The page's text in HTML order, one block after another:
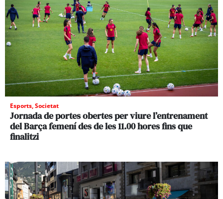
Esports,Societat
Jornada de portes obertes per viure l’entrenament
del Barça femení des de les 11.00 hores fins que
finalitzi